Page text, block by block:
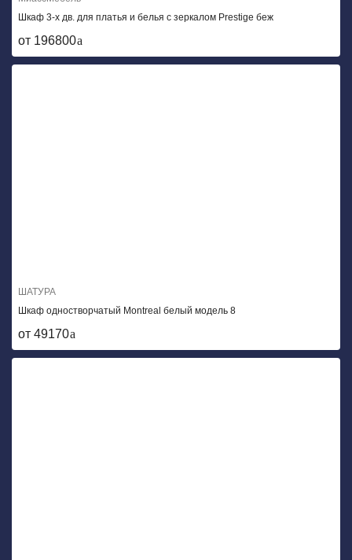
Шкаф 3-х дв. для платья и белья с зеркалом Prestige беж
от 196800
ШАТУРА
Шкаф одностворчатый Montreal белый модель 8
от 49170